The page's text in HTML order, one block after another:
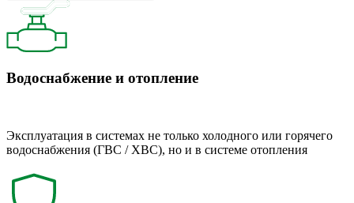
Водоснабжение и отопление
Эксплуатация в системах не только холодного или горячего
водоснабжения (ГВС / ХВС), но и в системе отопления